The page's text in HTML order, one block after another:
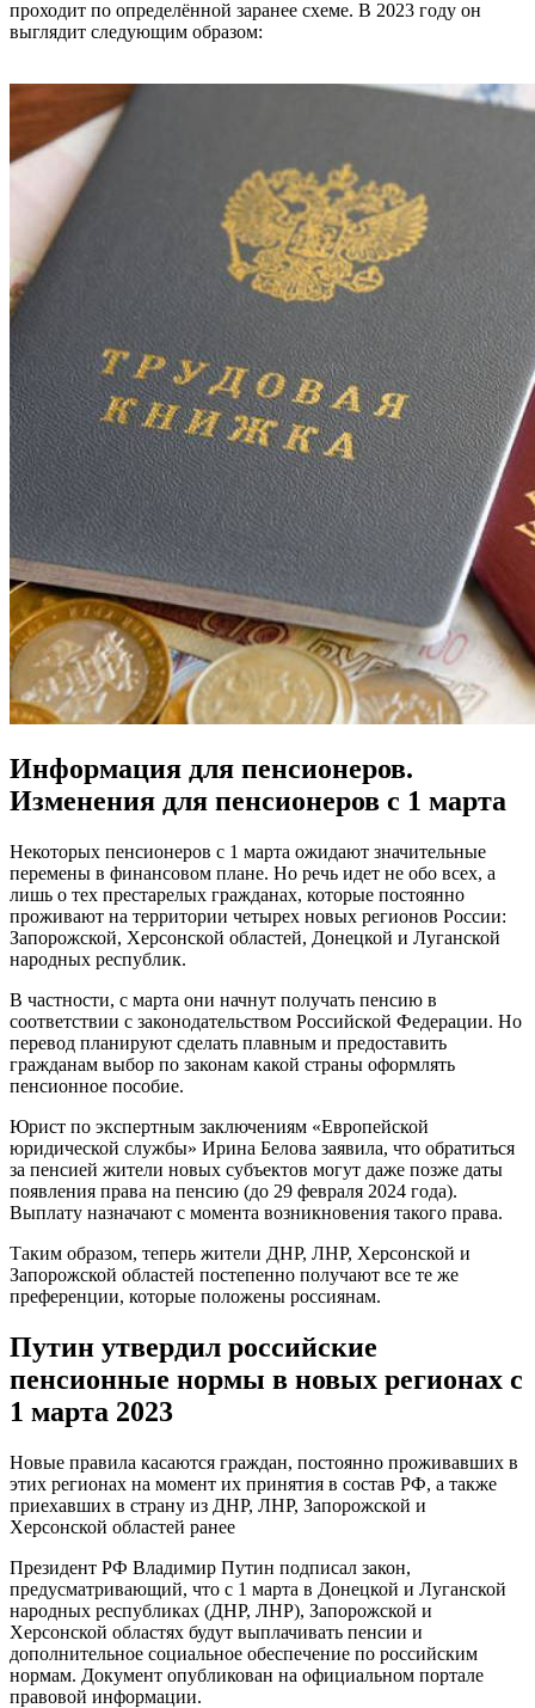
проходит по определённой заранее схеме. В 2023 году он
выглядит следующим образом:
Информация для пенсионеров.
Изменения для пенсионеров с 1 марта
Некоторых пенсионеров с 1 марта ожидают значительные
перемены в финансовом плане. Но речь идет не обо всех, а
лишь о тех престарелых гражданах, которые постоянно
проживают на территории четырех новых регионов России:
Запорожской, Херсонской областей, Донецкой и Луганской
народных республик.
В частности, с марта они начнут получать пенсию в
соответствии с законодательством Российской Федерации. Но
перевод планируют сделать плавным и предоставить
гражданам выбор по законам какой страны оформлять
пенсионное пособие.
Юрист по экспертным заключениям «Европейской
юридической службы» Ирина Белова заявила, что обратиться
за пенсией жители новых субъектов могут даже позже даты
появления права на пенсию (до 29 февраля 2024 года).
Выплату назначают с момента возникновения такого права.
Таким образом, теперь жители ДНР, ЛНР, Херсонской и
Запорожской областей постепенно получают все те же
преференции, которые положены россиянам.
Путин утвердил российские
пенсионные нормы в новых регионах с
1 марта 2023
Новые правила касаются граждан, постоянно проживавших в
этих регионах на момент их принятия в состав РФ, а также
приехавших в страну из ДНР, ЛНР, Запорожской и
Херсонской областей ранее
Президент РФ Владимир Путин подписал закон,
предусматривающий, что с 1 марта в Донецкой и Луганской
народных республиках (ДНР, ЛНР), Запорожской и
Херсонской областях будут выплачивать пенсии и
дополнительное социальное обеспечение по российским
нормам. Документ опубликован на официальном портале
правовой информации.